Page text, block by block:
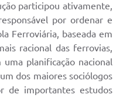
participou ativamente,
por ordenar e
Ferroviária, baseada em
racional das ferrovias,
planificação nacional
dos maiores sociólogos
de importantes estudos